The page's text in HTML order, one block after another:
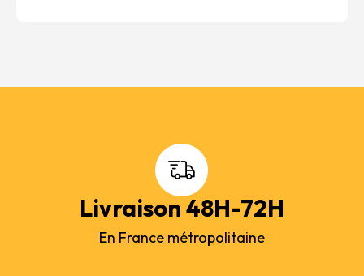
Livraison 48H-72H
En France métropolitaine